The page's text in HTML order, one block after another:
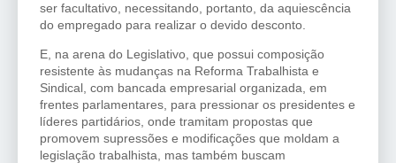
ser facultativo, necessitando, portanto, da aquiescência
do empregado para realizar o devido desconto.
E, na arena do Legislativo, que possui composição
resistente às mudanças na Reforma Trabalhista e
Sindical, com bancada empresarial organizada, em
frentes parlamentares, para pressionar os presidentes e
líderes partidários, onde tramitam propostas que
promovem supressões e modificações que moldam a
legislação trabalhista, mas também buscam